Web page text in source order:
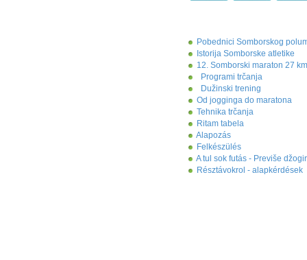
Pobednici Somborskog
Istorija Somborske atletike
12. Somborski maraton 27
Programi trčanja
Dužinski trening
Od jogginga do maratona
Tehnika trčanja
Ritam tabela
Alapozás
Felkészülés
A tul sok futás - Previše
Résztávokrol - alapkérdések